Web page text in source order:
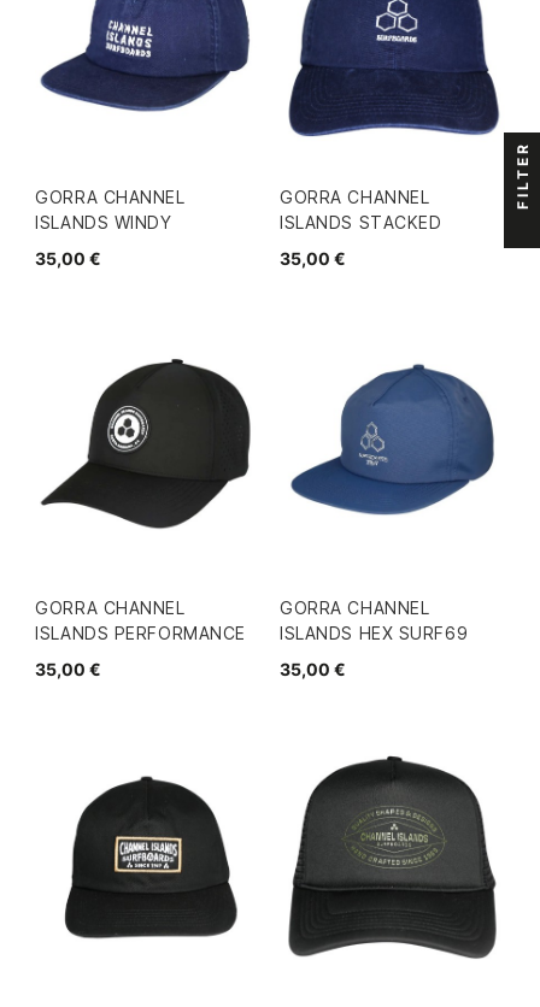
GORRA CHANNEL
ISLANDS WINDY
35,00 €
GORRA CHANNEL
ISLANDS STACKED
35,00 €
GORRA CHANNEL
ISLANDS PERFORMANCE
35,00 €
GORRA CHANNEL
ISLANDS HEX SURF69
35,00 €
FILTER